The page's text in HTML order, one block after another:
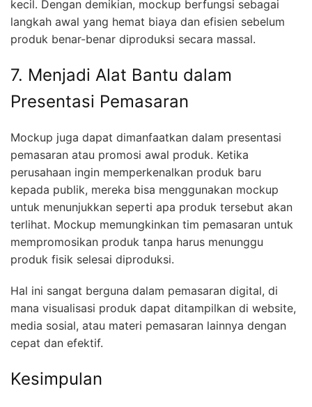
kecil. Dengan demikian, mockup berfungsi sebagai
langkah awal yang hemat biaya dan efisien sebelum
produk benar-benar diproduksi secara massal.
7. Menjadi Alat Bantu dalam
Presentasi Pemasaran
Mockup juga dapat dimanfaatkan dalam presentasi
pemasaran atau promosi awal produk. Ketika
perusahaan ingin memperkenalkan produk baru
kepada publik, mereka bisa menggunakan mockup
untuk menunjukkan seperti apa produk tersebut akan
terlihat. Mockup memungkinkan tim pemasaran untuk
mempromosikan produk tanpa harus menunggu
produk fisik selesai diproduksi.
Hal ini sangat berguna dalam pemasaran digital, di
mana visualisasi produk dapat ditampilkan di website,
media sosial, atau materi pemasaran lainnya dengan
cepat dan efektif.
Kesimpulan